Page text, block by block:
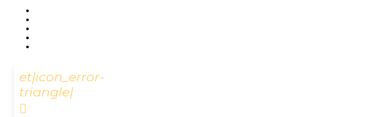
et|icon_error-
triangle|
